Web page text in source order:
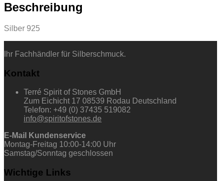
Beschreibung
Silber 925
Ihr Fachhändler für Silberschmuck.
Kontakt
Terré Spirit of Stones GmbH
Zum Eichicht 17 08539 Rodau Deutschland
Telefon: +49 (0) 37435 519082
info@spiritofstones.de
E-Mail Kundenservice
Montag-Freitag 10:00-14:00 Uhr
Samstag/Sonntag geschlossen
Wichtige Links